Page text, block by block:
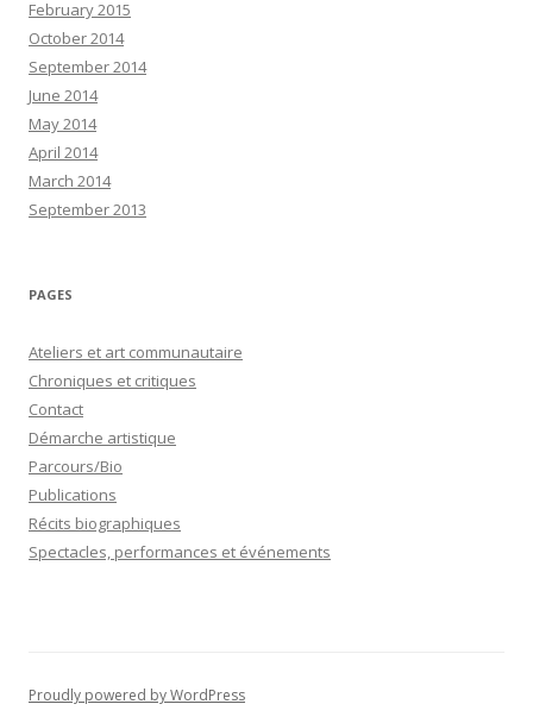
February 2015
October 2014
September 2014
June 2014
May 2014
April 2014
March 2014
September 2013
PAGES
Ateliers et art communautaire
Chroniques et critiques
Contact
Démarche artistique
Parcours/Bio
Publications
Récits biographiques
Spectacles, performances et événements
Proudly powered by WordPress